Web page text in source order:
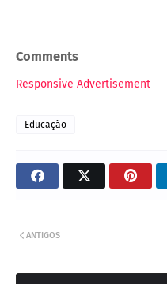
Comments
Responsive Advertisement
Educação
ANTIGOS